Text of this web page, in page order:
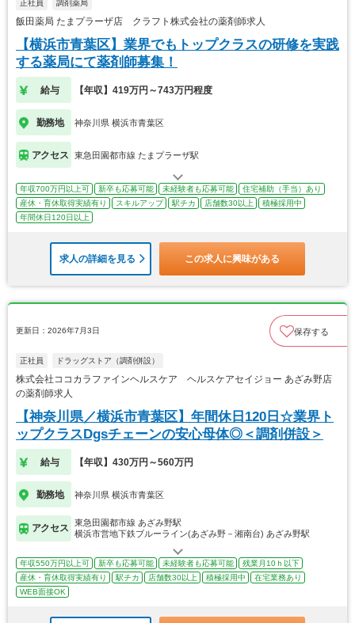
正社員 調剤薬局
飯田薬局 たまプラーザ店 クラフト株式会社の薬剤師求人
【横浜市青葉区】業界でもトップクラスの研修を実践
する薬局にて薬剤師募集！
給与 【年収】419万円～743万円程度
勤務地 神奈川県 横浜市青葉区
アクセス 東急田園都市線 たまプラーザ駅
年収700万円以上可 新卒も応募可能 未経験者も応募可能
住宅補助（手当）あり
産休・育休取得実績有り
スキルアップ 駅チカ 店舗数30以上
積極採用中
年間休日120日以上
求人の詳細を見る この求人に興味がある
更新日：2026年7月3日 保存する
正社員 ドラッグストア（調剤併設）
株式会社ココカラファインヘルスケア ヘルスケアセイジョー あざみ野店
の薬剤師求人
【神奈川県／横浜市青葉区】年間休日120日☆業界ト
ップクラスDgsチェーンの安心母体◎＜調剤併設＞
給与 【年収】430万円～560万円
勤務地 神奈川県 横浜市青葉区
アクセス
東急田園都市線 あざみ野駅
横浜市営地下鉄ブルーライン(あざみ野－湘南台) あざみ野駅
年収550万円以上可 新卒も応募可能 未経験者も応募可能
残業月10ｈ以下
産休・育休取得実績有り
駅チカ 店舗数30以上 積極採用中
在宅業務あり
WEB面接OK